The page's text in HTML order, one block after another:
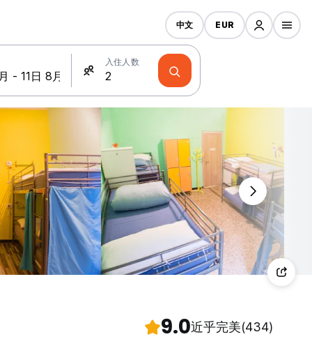
入住人数
中文 EUR
9.0近乎完美(434)